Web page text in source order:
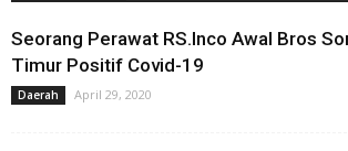
Seorang Perawat RS.Inco Awal Bros
Timur Positif Covid-19
Daerah April 29, 2020